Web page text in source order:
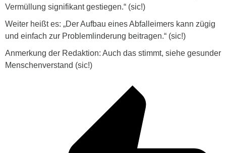
Vermüllung signifikant gestiegen.“ (sic!)
Weiter heißt es: „Der Aufbau eines Abfalleimers kann zügig
und einfach zur Problemlinderung beitragen.“ (sic!)
Anmerkung der Redaktion: Auch das stimmt, siehe gesunder
Menschenverstand (sic!)